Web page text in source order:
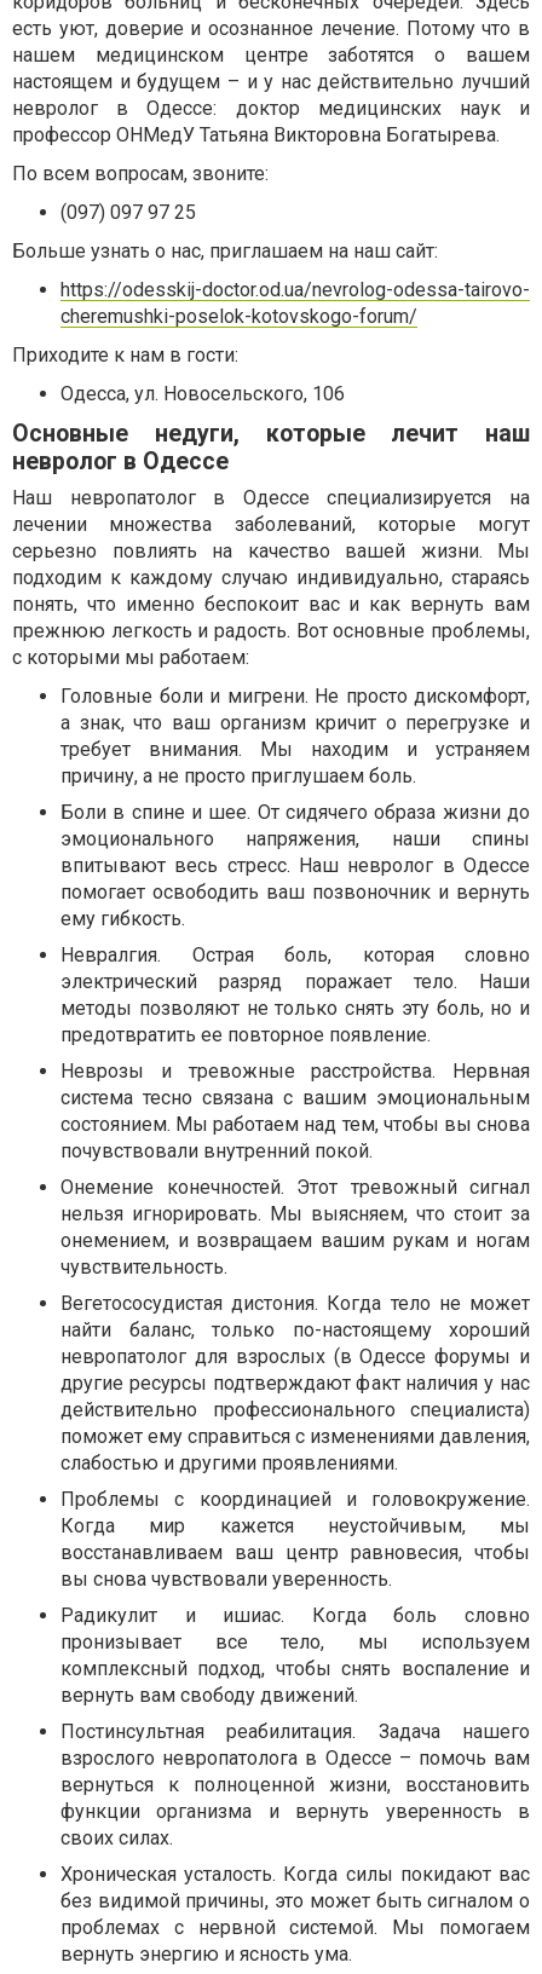
есть уют, доверие и осознанное лечение. Потому что в
нашем медицинском центре заботятся о вашем
настоящем и будущем – и у нас действительно лучший
невролог в Одессе: доктор медицинских наук и
профессор ОНМедУ Татьяна Викторовна Богатырева.
По всем вопросам, звоните:
(097) 097 97 25
Больше узнать о нас, приглашаем на наш сайт:
https://odesskij-doctor.od.ua/nevrolog-odessa-tairovo-
cheremushki-poselok-kotovskogo-forum/
Приходите к нам в гости:
Одесса, ул. Новосельского, 106
Основные недуги, которые лечит наш
невролог в Одессе
Наш невропатолог в Одессе специализируется на
лечении множества заболеваний, которые могут
серьезно повлиять на качество вашей жизни. Мы
подходим к каждому случаю индивидуально, стараясь
понять, что именно беспокоит вас и как вернуть вам
прежнюю легкость и радость. Вот основные проблемы,
с которыми мы работаем:
Головные боли и мигрени. Не просто дискомфорт,
а знак, что ваш организм кричит о перегрузке и
требует внимания. Мы находим и устраняем
причину, а не просто приглушаем боль.
Боли в спине и шее. От сидячего образа жизни до
эмоционального напряжения, наши спины
впитывают весь стресс. Наш невролог в Одессе
помогает освободить ваш позвоночник и вернуть
ему гибкость.
Невралгия. Острая боль, которая словно
электрический разряд поражает тело. Наши
методы позволяют не только снять эту боль, но и
предотвратить ее повторное появление.
Неврозы и тревожные расстройства. Нервная
система тесно связана с вашим эмоциональным
состоянием. Мы работаем над тем, чтобы вы снова
почувствовали внутренний покой.
Онемение конечностей. Этот тревожный сигнал
нельзя игнорировать. Мы выясняем, что стоит за
онемением, и возвращаем вашим рукам и ногам
чувствительность.
Вегетососудистая дистония. Когда тело не может
найти баланс, только по-настоящему хороший
невропатолог для взрослых (в Одессе форумы и
другие ресурсы подтверждают факт наличия у нас
действительно профессионального специалиста)
поможет ему справиться с изменениями давления,
слабостью и другими проявлениями.
Проблемы с координацией и головокружение.
Когда мир кажется неустойчивым, мы
восстанавливаем ваш центр равновесия, чтобы
вы снова чувствовали уверенность.
Радикулит и ишиас. Когда боль словно
пронизывает все тело, мы используем
комплексный подход, чтобы снять воспаление и
вернуть вам свободу движений.
Постинсультная реабилитация. Задача нашего
взрослого невропатолога в Одессе – помочь вам
вернуться к полноценной жизни, восстановить
функции организма и вернуть уверенность в
своих силах.
Хроническая усталость. Когда силы покидают вас
без видимой причины, это может быть сигналом о
проблемах с нервной системой. Мы помогаем
вернуть энергию и ясность ума.